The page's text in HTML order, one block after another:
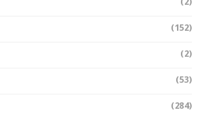
(150)
(173)
(648)
(280)
(275)